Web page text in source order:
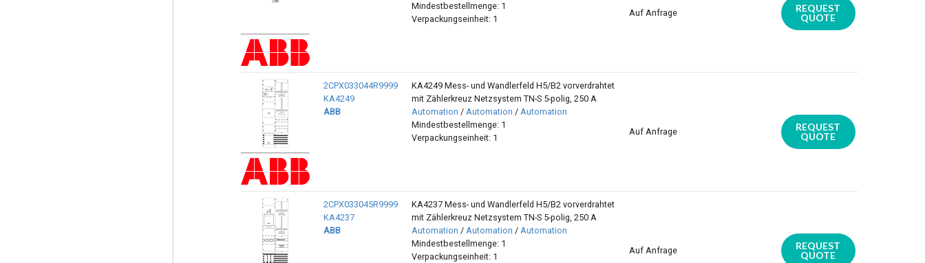
Mindestbestellmenge: 1
Verpackungseinheit: 1
Auf Anfrage
REQUEST
QUOTE
2CPX033044R9999
KA4249
ABB
KA4249 Mess- und Wandlerfeld H5/B2 vorverdrahtet
mit Zählerkreuz Netzsystem TN-S 5-polig, 250 A
Automation / Automation / Automation
Mindestbestellmenge: 1
Verpackungseinheit: 1
Auf Anfrage
REQUEST
QUOTE
2CPX033045R9999
KA4237
ABB
KA4237 Mess- und Wandlerfeld H5/B2 vorverdrahtet
mit Zählerkreuz Netzsystem TN-S 5-polig, 250 A
Automation / Automation / Automation
Mindestbestellmenge: 1
Verpackungseinheit: 1
Auf Anfrage
REQUEST
QUOTE